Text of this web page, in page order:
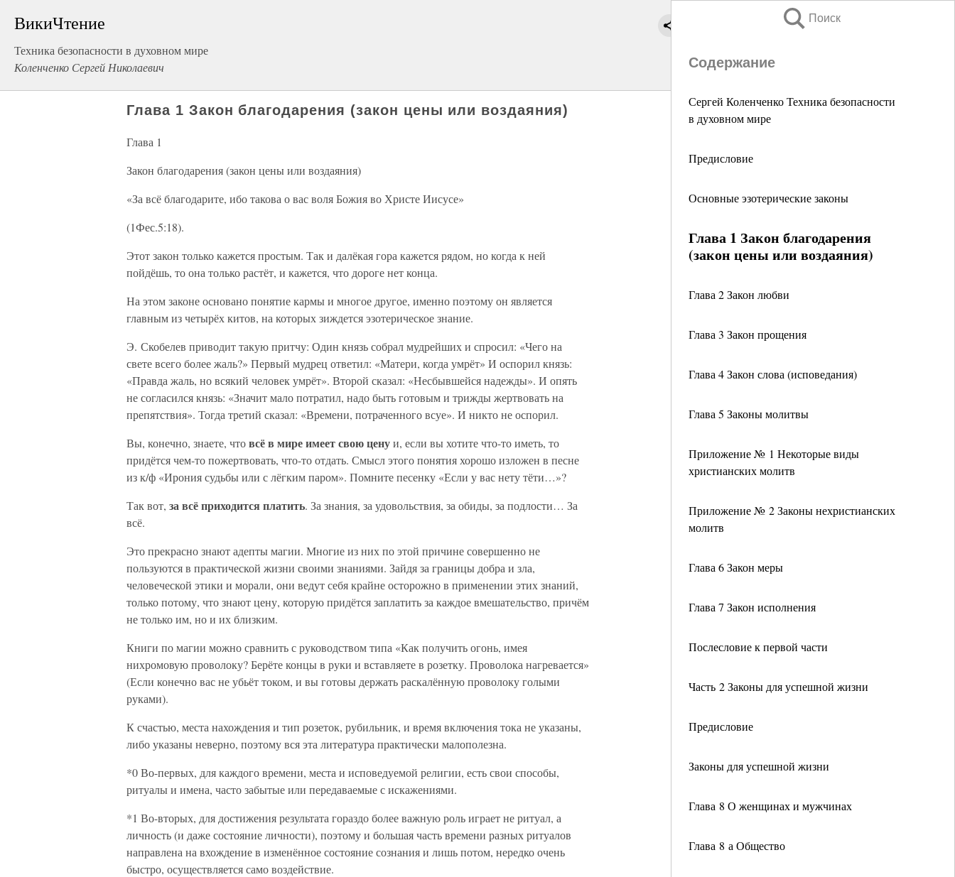
ВикиЧтение
Техника безопасности в духовном мире
Коленченко Сергей Николаевич
Поиск
Содержание
Сергей Коленченко Техника безопасности
в духовном мире
Предисловие
Основные эзотерические законы
Глава 1 Закон благодарения
(закон цены или воздаяния)
Глава 2 Закон любви
Глава 3 Закон прощения
Глава 4 Закон слова (исповедания)
Глава 5 Законы молитвы
Приложение № 1 Некоторые виды
христианских молитв
Приложение № 2 Законы нехристианских
молитв
Глава 6 Закон меры
Глава 7 Закон исполнения
Послесловие к первой части
Часть 2 Законы для успешной жизни
Предисловие
Законы для успешной жизни
Глава 8 О женщинах и мужчинах
Глава 8 а Общество
Глава 1 Закон благодарения (закон цены или воздаяния)
Глава 1
Закон благодарения (закон цены или воздаяния)
«За всё благодарите, ибо такова о вас воля Божия во Христе Иисусе»
(1Фес.5:18).
Этот закон только кажется простым. Так и далёкая гора кажется рядом, но когда к ней
пойдёшь, то она только растёт, и кажется, что дороге нет конца.
На этом законе основано понятие кармы и многое другое, именно поэтому он является
главным из четырёх китов, на которых зиждется эзотерическое знание.
Э. Скобелев приводит такую притчу: Один князь собрал мудрейших и спросил: «Чего на
свете всего более жаль?» Первый мудрец ответил: «Матери, когда умрёт» И оспорил князь:
«Правда жаль, но всякий человек умрёт». Второй сказал: «Несбывшейся надежды». И опять
не согласился князь: «Значит мало потратил, надо быть готовым и трижды жертвовать на
препятствия». Тогда третий сказал: «Времени, потраченного всуе». И никто не оспорил.
Вы, конечно, знаете, чтовсё в мире имеет свою ценуи, если вы хотите что-то иметь, то
придётся чем-то пожертвовать, что-то отдать. Смысл этого понятия хорошо изложен в песне
из к/ф «Ирония судьбы или с лёгким паром». Помните песенку «Если у вас нету тёти…»?
Так вот, за всё приходится платить. За знания, за удовольствия, за обиды, за подлости… За
всё.
Это прекрасно знают адепты магии. Многие из них по этой причине совершенно не
пользуются в практической жизни своими знаниями. Зайдя за границы добра и зла,
человеческой этики и морали, они ведут себя крайне осторожно в применении этих знаний,
только потому, что знают цену, которую придётся заплатить за каждое вмешательство, причём
не только им, но и их близким.
Книги по магии можно сравнить с руководством типа «Как получить огонь, имея
нихромовую проволоку? Берёте концы в руки и вставляете в розетку. Проволока нагревается»
(Если конечно вас не убьёт током, и вы готовы держать раскалённую проволоку голыми
руками).
К счастью, места нахождения и тип розеток, рубильник, и время включения тока не указаны,
либо указаны неверно, поэтому вся эта литература практически малополезна.
*0 Во-первых, для каждого времени, места и исповедуемой религии, есть свои способы,
ритуалы и имена, часто забытые или передаваемые с искажениями.
*1 Во-вторых, для достижения результата гораздо более важную роль играет не ритуал, а
личность (и даже состояние личности), поэтому и большая часть времени разных ритуалов
направлена на вхождение в изменённое состояние сознания и лишь потом, нередко очень
быстро, осуществляется само воздействие.